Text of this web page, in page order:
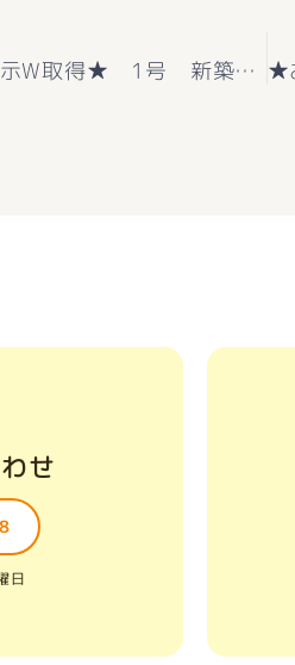
★お知らせ★☆住宅性能表示W取得★ 1号 新築一戸建て 甲府市羽黒町 2階建て 4LDK ＋カースペース4好評販売中(^^♪
せ
日